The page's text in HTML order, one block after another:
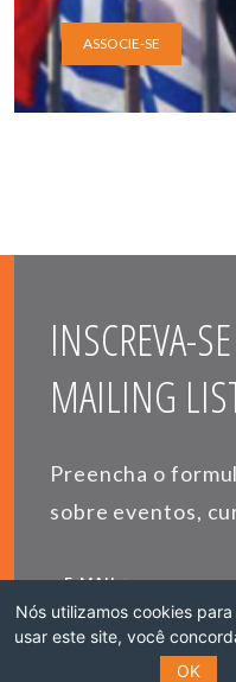
ASSOCIE-SE
INSCREVA-
MAILING
Preencha o
sobre eventos,
E-MAIL*
Nós utilizamos cookies
usar este site, você
OK